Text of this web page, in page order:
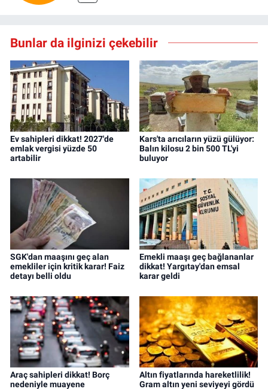
Bunlar da ilginizi çekebilir
Ev sahipleri dikkat! 2027'de
emlak vergisi yüzde 50
artabilir
Kars'ta arıcıların yüzü gülüyor:
Balın kilosu 2 bin 500 TL'yi
buluyor
SGK'dan maaşını geç alan
emekliler için kritik karar! Faiz
detayı belli oldu
Emekli maaşı geç bağlananlar
dikkat! Yargıtay'dan emsal
karar geldi
Araç sahipleri dikkat! Borç
nedeniyle muayene
Altın fiyatlarında hareketlilik!
Gram altın yeni seviyeyi gördü